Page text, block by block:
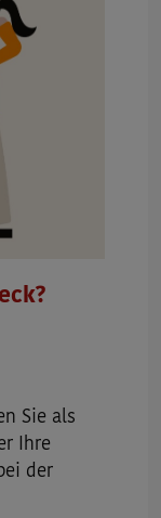
Sie als
Ihre
der